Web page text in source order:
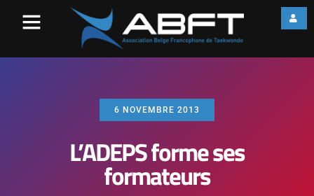
6 NOVEMBRE 2013
L’ADEPS forme ses
formateurs